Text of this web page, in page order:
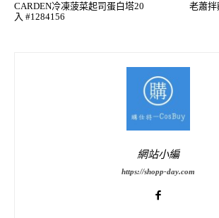
CARDEN冷凍菠菜起司蛋白塔20
入 #1284156
老蕭拌
網站小編
https://shopp-day.com